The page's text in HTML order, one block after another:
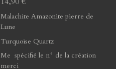
Malachite Amazonite pierre de
Lune
Turquoise Quartz
Me spécifié le n° de la création
merci